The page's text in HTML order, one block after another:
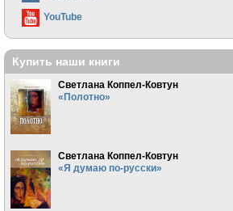
YouTube
Купить наши книги
Светлана Коппел-Ковтун
«Полотно»
Светлана Коппел-Ковтун
«Я думаю по-русски»